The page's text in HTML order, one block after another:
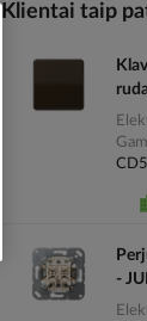
Klientai taip
-